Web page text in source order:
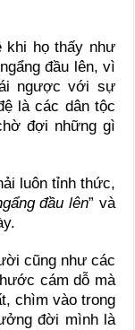
khi họ thấy như
đầu lên, vì
ngược với sự
là các dân tộc
đợi những gì
luôn tỉnh thức,
đầu lên” và
cũng như các
cám dỗ mà
chìm vào trong
đời mình là